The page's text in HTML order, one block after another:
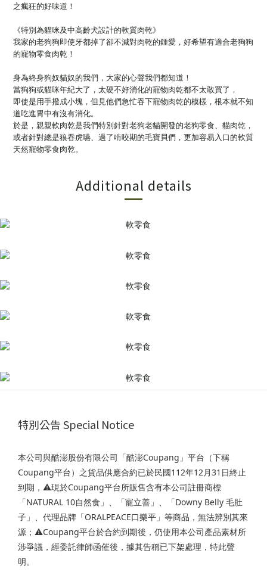
之瘋狂的好味道！
《特別為貓咪及中高齡犬設計的軟質肉乾》
我家的老狗狗即使牙都掉了卻不減對肉乾的鍾愛，好希望有適合老狗狗
的寵物零食肉乾！
身為終身狗奴貓奴的我們，大家的心聲我們都知道！
當狗狗或貓咪年紀大了，太硬不好消化的寵物肉乾都不太敢買了，
即使是用手撥成小塊，但見他們急忙吞下寵物肉乾的模樣，根本就不知
道吃進胃中有沒有消化。
於是，親親軟肉乾是我們特別針對老狗老貓開發的老狗零食、貓肉乾，
或者針對總是狼吞虎嚥、過了啃咬期的毛寶貝們，更加容易入口的軟質
天然寵物零食肉乾。
Additional details
特別公告 Special Notice
本公司與酷澎股份有限公司「酷澎Coupang」平台（下稱
Coupang平台）之貨品供應合約已於民國112年12月31日終止
到期，⚠️現於Coupang平台所販售含有本公司註冊商標
「NATURAL 10自然食」、「寵立善」、「Downy Belly 毛肚
子」、代理品牌「ORALPEACE口樂平」等商品，無法辨別其來
源；⚠️Coupang平台於合約到期後，仍使用本公司產品素材所
涉爭議，經委託律師函催後，據其告稱已下架處理，特此聲
明。